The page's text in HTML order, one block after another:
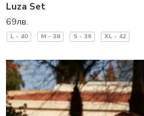
Luza Set
69лв.
L - 40 M - 38 S - 36 XL - 42